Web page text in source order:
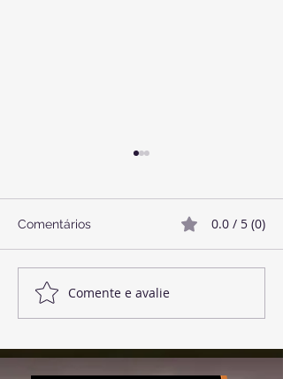
Comentários 0.0 / 5 (0)
Comente e avalie